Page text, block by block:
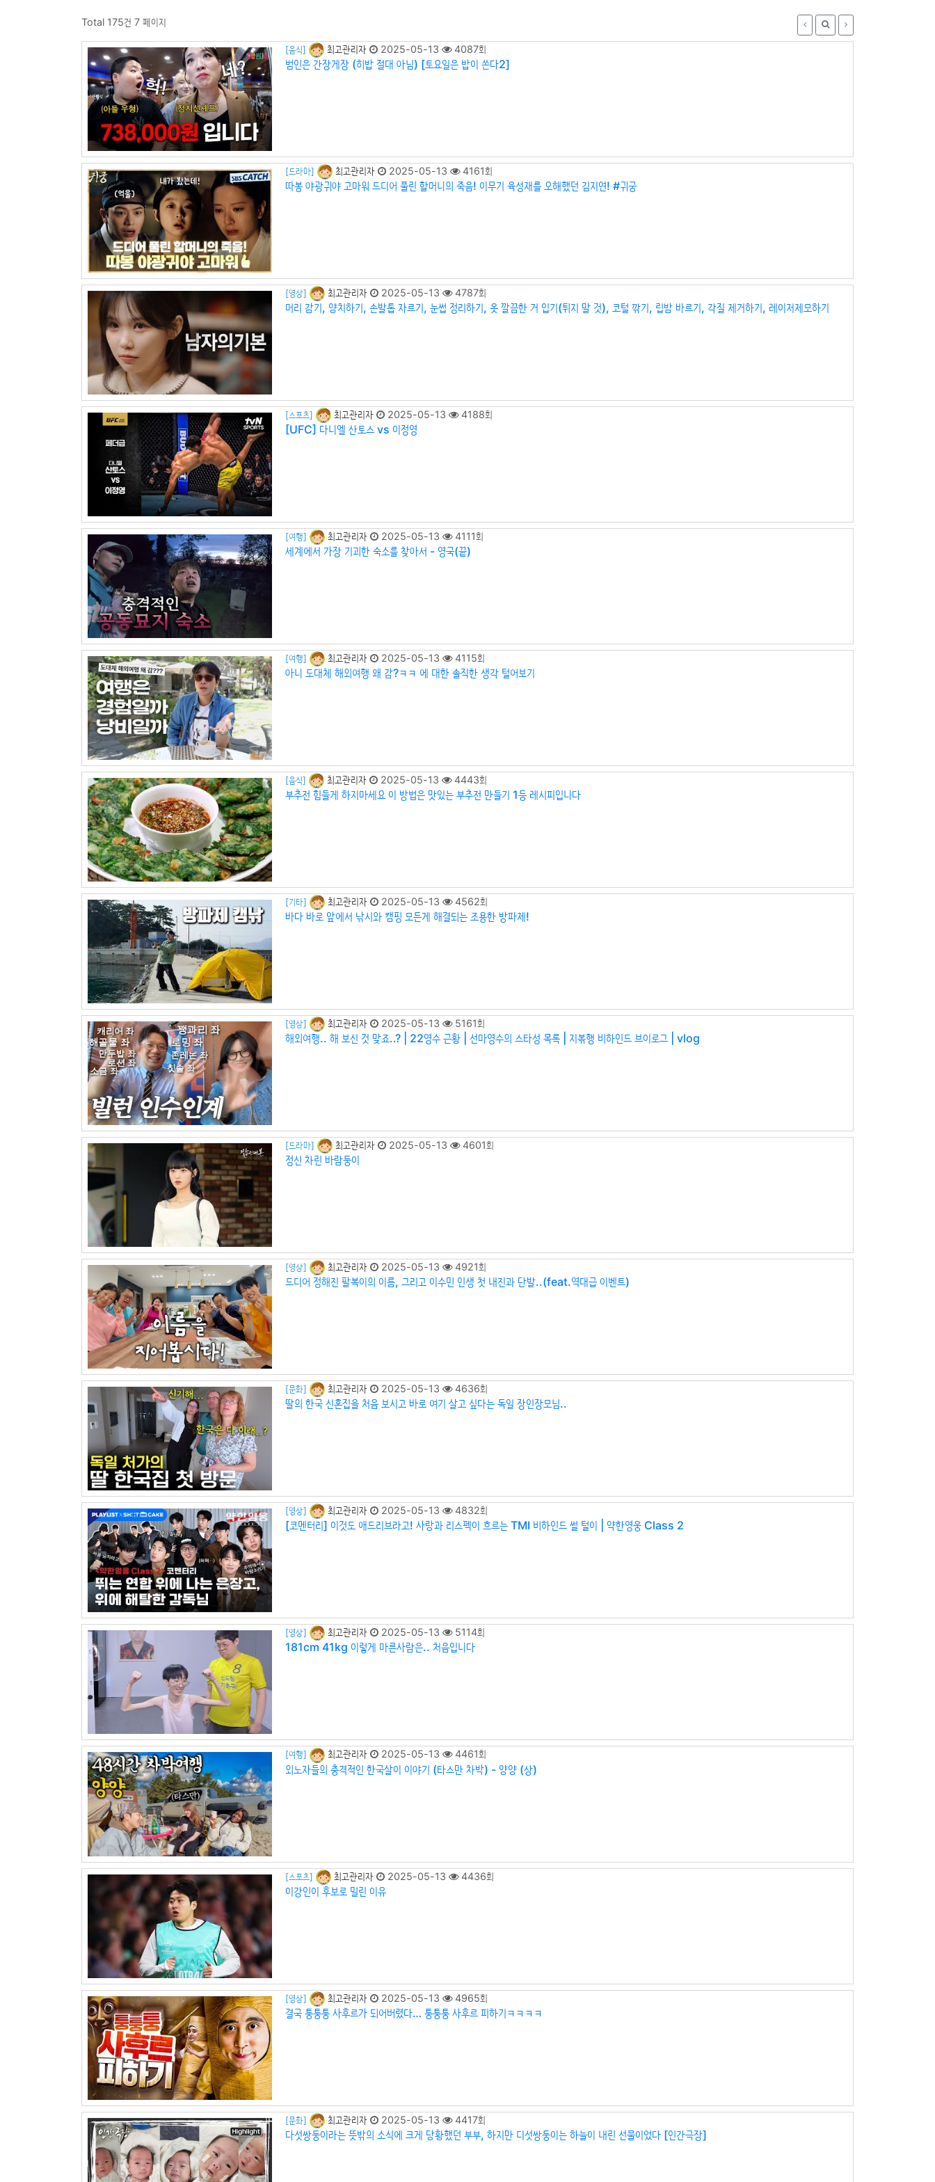
Total 175건 7 페이지
[음식] 최고관리자 2025-05-13 4087회
범인은 간장게장 (히밥 절대 아님) [토요일은 밥이 쏜다2]
[드라마] 최고관리자 2025-05-13 4161회
따봉 야광귀야 고마워 드디어 풀린 할머니의 죽음! 이무기 육성재를 오해했던 김지연! #귀궁
[영상] 최고관리자 2025-05-13 4787회
머리 감기, 양치하기, 손발톱 자르기, 눈썹 정리하기, 옷 깔끔한 거 입기(튀지 말 것), 코털 깎기, 립밤 바르기, 각질 제거하기, 레이저제모하기
[스포츠] 최고관리자 2025-05-13 4188회
[UFC] 다니엘 산토스 vs 이정영
[여행] 최고관리자 2025-05-13 4111회
세계에서 가장 기괴한 숙소를 찾아서 - 영국(끝)
[여행] 최고관리자 2025-05-13 4115회
아니 도대체 해외여행 왜 감?ㅋㅋ 에 대한 솔직한 생각 털어보기
[음식] 최고관리자 2025-05-13 4443회
부추전 힘들게 하지마세요 이 방법은 맛있는 부추전 만들기 1등 레시피입니다
[기타] 최고관리자 2025-05-13 4562회
바다 바로 앞에서 낚시와 캠핑 모든게 해결되는 조용한 방파제!
[영상] 최고관리자 2025-05-13 5161회
해외여행.. 해 보신 것 맞죠..? | 22영수 근황 | 선마영수의 스타성 목록 | 지볶행 비하인드 브이로그 | vlog
[드라마] 최고관리자 2025-05-13 4601회
정신 차린 바람둥이
[영상] 최고관리자 2025-05-13 4921회
드디어 정해진 팔복이의 이름, 그리고 이수민 인생 첫 내진과 단발..(feat.역대급 이벤트)
[문화] 최고관리자 2025-05-13 4636회
딸의 한국 신혼집을 처음 보시고 바로 여기 살고 싶다는 독일 장인장모님..
[영상] 최고관리자 2025-05-13 4832회
[코멘터리] 이것도 애드리브라고! 사랑과 리스펙이 흐르는 TMI 비하인드 썰 털이 | 약한영웅 Class 2
[영상] 최고관리자 2025-05-13 5114회
181cm 41kg 이렇게 마른사람은.. 처음입니다
[여행] 최고관리자 2025-05-13 4461회
외노자들의 충격적인 한국살이 이야기 (타스만 차박) - 양양 (상)
[스포츠] 최고관리자 2025-05-13 4436회
이강인이 후보로 밀린 이유
[영상] 최고관리자 2025-05-13 4965회
결국 퉁퉁퉁 사후르가 되어버렸다… 퉁퉁퉁 사후르 피하기ㅋㅋㅋㅋ
[문화] 최고관리자 2025-05-13 4417회
다섯쌍둥이라는 뜻밖의 소식에 크게 당황했던 부부, 하지만 디섯쌍둥이는 하늘이 내린 선물이었다 [인간극장]